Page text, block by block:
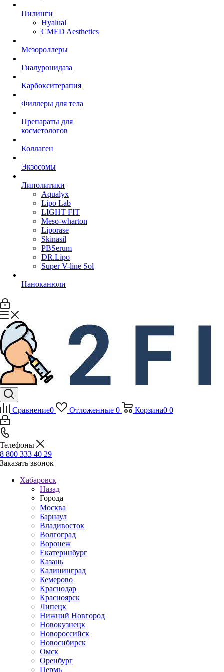
Пилинги
Hyalual
CMED Aesthetics
Мезороллеры
Гиалуронидаза
Карбокситерапия
Филлеры для тела
Препараты для
косметологов
Коллаген
Экзосомы
Липолитики
Aqualyx
Lipo Lab
LIGHT FIT
Meso-wharton
Liporase
Skinasil
PBSerum
DR.Lipo
Super V-line Sol
Наноканюли
Сравнение0 Отложенные 0 Корзина0 0
Телефоны
8 800 333 40 29
Заказать звонок
Хабаровск
Назад
Города
Москва
Барнаул
Владивосток
Волгоград
Воронеж
Екатеринбург
Казань
Калининград
Кемерово
Краснодар
Красноярск
Липецк
Нижний Новгород
Новокузнецк
Новороссийск
Новосибирск
Омск
Оренбург
Пермь